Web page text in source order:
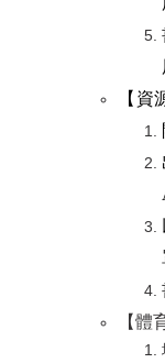
【資
【體